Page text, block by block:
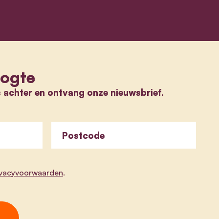
en ontvang onze nieuwsbrief.
Postcode
.